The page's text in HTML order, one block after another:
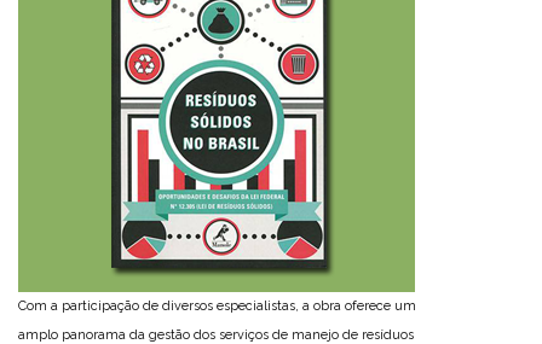
Com a participação de diversos especialistas, a obra oferece um
amplo panorama da gestão dos serviços de manejo de resíduos